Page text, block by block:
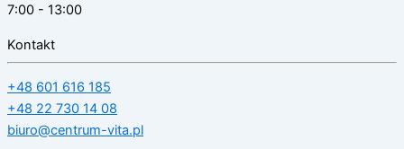
7:00 - 13:00
Kontakt
+48 601 616 185
+48 22 730 14 08
biuro@centrum-vita.pl